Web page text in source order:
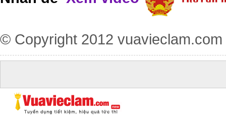
© Copyright 2012 vuavieclam.com